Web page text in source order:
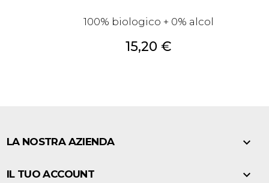
100% biologico + 0% alcol
Prezzo
15,20 €
LA NOSTRA AZIENDA 
IL TUO ACCOUNT 